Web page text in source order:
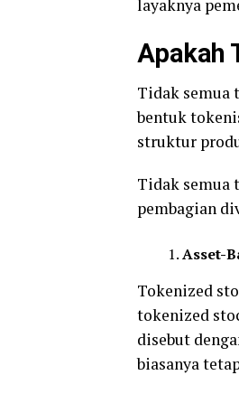
layaknya
Apakah
Tidak semua
bentuk
struktur
Tidak semua
pembagian
Asset-
Tokenized
tokenized
disebut
biasanya